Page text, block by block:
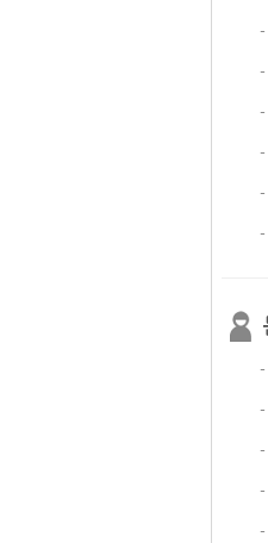
-
-
-
-
-
-
-
-
-
-
-